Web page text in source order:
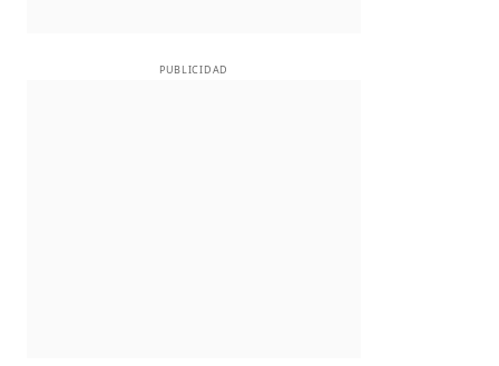
PUBLICIDAD